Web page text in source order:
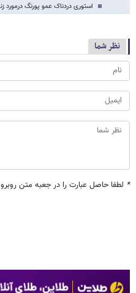
استوری دردناک عمو پورنگ
نظر شما
* لطفا حاصل عبارت را در جعبه متن روبرو